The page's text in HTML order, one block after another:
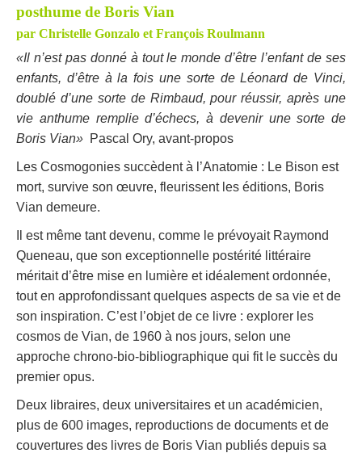
posthume de Boris Vian
par Christelle Gonzalo et François Roulmann
«Il n’est pas donné à tout le monde d’être l’enfant de ses
enfants, d’être à la fois une sorte de Léonard de Vinci,
doublé d’une sorte de Rimbaud, pour réussir, après une
vie anthume remplie d’échecs, à devenir une sorte de
Boris Vian» Pascal Ory, avant-propos
Les Cosmogonies succèdent à l’Anatomie : Le Bison est
mort, survive son œuvre, fleurissent les éditions, Boris
Vian demeure.
Il est même tant devenu, comme le prévoyait Raymond
Queneau, que son exceptionnelle postérité littéraire
méritait d’être mise en lumière et idéalement ordonnée,
tout en approfondissant quelques aspects de sa vie et de
son inspiration. C’est l’objet de ce livre : explorer les
cosmos de Vian, de 1960 à nos jours, selon une
approche chrono-bio-bibliographique qui fit le succès du
premier opus.
Deux libraires, deux universitaires et un académicien,
plus de 600 images, reproductions de documents et de
couvertures des livres de Boris Vian publiés depuis sa